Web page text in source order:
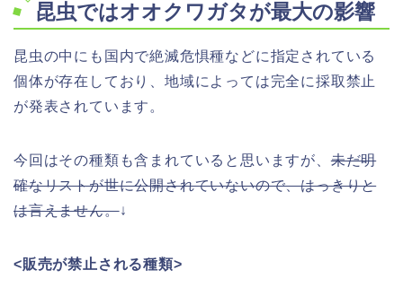
昆虫ではオオクワガタが最大の影響
昆虫の中にも国内で絶滅危惧種などに指定されている
個体が存在しており、地域によっては完全に採取禁止
が発表されています。
今回はその種類も含まれていると思いますが、未だ明
確なリストが世に公開されていないので、はっきりと
は言えません。↓
<販売が禁止される種類>